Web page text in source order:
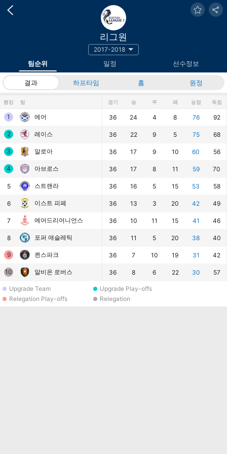
리그원
2017-2018
팀순위 일정 선수정보
결과 하프타임 홈 원정
랭킹 팀
1 에어
2 레이스
3 알로아
4 아브로스
5 스트랜라
6 이스트 피페
7 에어드리어니언스
8 포퍼 애슬레틱
9 퀸스파크
10 알비온 로버스
경기 승 무 패 승점 득점
36 24 4 8 76 92
36 22 9 5 75 68
36 17 9 10 60 56
36 17 8 11 59 70
36 16 5 15 53 58
36 13 3 20 42 49
36 10 11 15 41 46
36 11 5 20 38 40
36 7 10 19 31 42
36 8 6 22 30 57
Upgrade Team
Upgrade Play-offs
Relegation Play-offs
Relegation